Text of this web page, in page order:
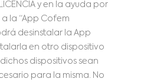
y en la ayuda por
la “App Cofem
desinstalar la App
en otro dispositivo
dispositivos sean
para la misma. No